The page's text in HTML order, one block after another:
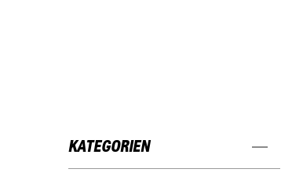
KATEGORIEN